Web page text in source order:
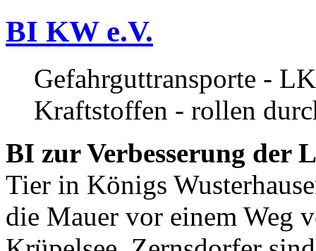
BI KW e.V.
Gefahrguttransporte -
Kraftstoffen - rollen
BI zur Verbesserung der
Tier in Königs
die Mauer vor einem Weg